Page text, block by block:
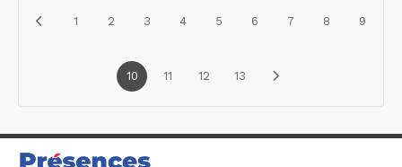
1 2 3 4 5 6 7 8 9
10 11 12 13